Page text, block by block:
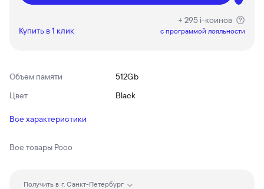
Купить в 1 клик
+ 295 i-коинов
c программой лояльности
Объем памяти
512Gb
Цвет
Black
Все характеристики
Все товары Poco
Получить в г. Санкт-Петербург